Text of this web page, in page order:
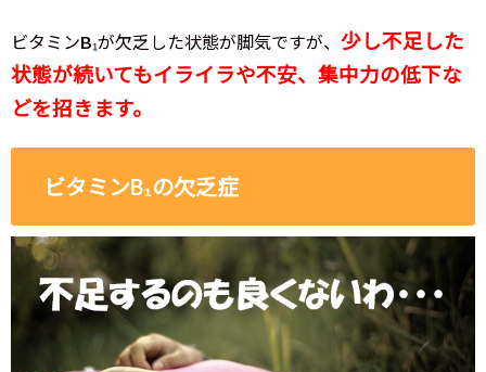
ビタミンB₁が欠乏した状態が脚気ですが、 少し不足した
状態が続いてもイライラや不安、集中力の低下な
どを招きます。
ビタミンB₁の欠乏症